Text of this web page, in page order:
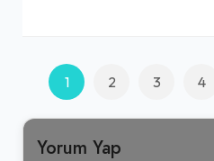
1 2 3 4
Yorum Yap